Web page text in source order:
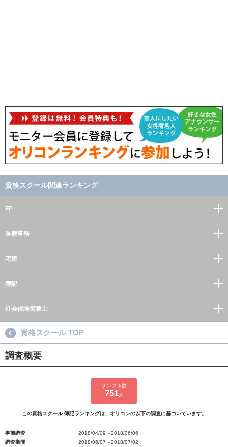
資格スクール関連ランキング
FP
医療事務
宅建
簿記
社会保険労務士
資格スクール TOP
調査概要
サンプル数
751人
この資格スクール 簿記ランキングは、オリコンの以下の調査に基づいています。
事前調査
2018/04/09～2018/06/06
調査期間
2018/06/07～2018/07/02